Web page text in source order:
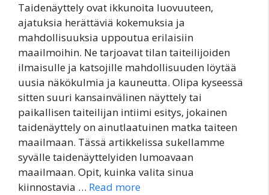
Taidenäyttely ovat ikkunoita luovuuteen,
ajatuksia herättäviä kokemuksia ja
mahdollisuuksia uppoutua erilaisiin
maailmoihin. Ne tarjoavat tilan taiteilijoiden
ilmaisulle ja katsojille mahdollisuuden löytää
uusia näkökulmia ja kauneutta. Olipa kyseessä
sitten suuri kansainvälinen näyttely tai
paikallisen taiteilijan intiimi esitys, jokainen
taidenäyttely on ainutlaatuinen matka taiteen
maailmaan. Tässä artikkelissa sukellamme
syvälle taidenäyttelyiden lumoavaan
maailmaan. Opit, kuinka valita sinua
kiinnostavia … Read more